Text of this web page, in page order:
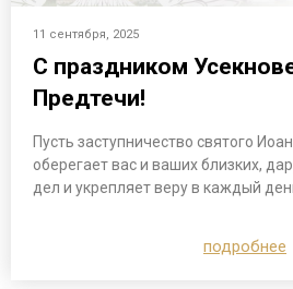
11 сентября, 2025
С праздником
Предтечи!
Пусть заступничество святого
оберегает вас и ваших близких,
дел и укрепляет веру в каждый
подробнее